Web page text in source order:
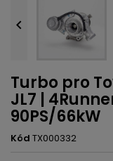

Turbo pro
JL7 |
90PS/66kW
Kód TX000332